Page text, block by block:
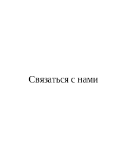
Связаться с нами